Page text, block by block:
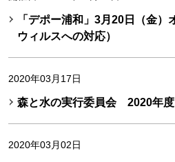
「デポー浦和」3月20日（金
ウィルスへの対応）
2020年03月17日
森と水の実行委員会 2020年度
2020年03月02日